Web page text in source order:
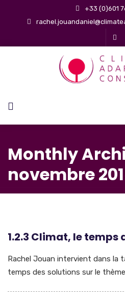
+33 (0)601
Monthly
novembre
1.2.3 Climat, le temps
Rachel Jouan intervient dans la
temps des solutions sur le thème